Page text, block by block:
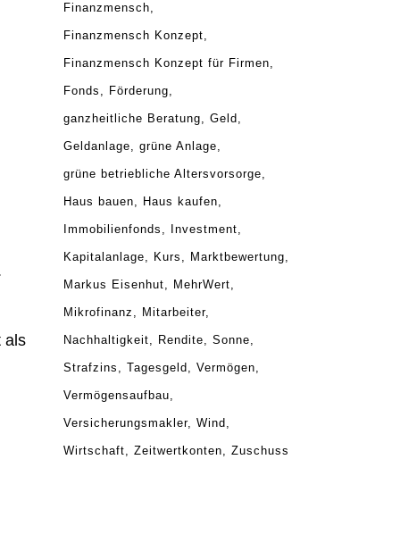
als
Finanzmensch
Finanzmensch Konzept
Finanzmensch Konzept für Firmen
Fonds Förderung
ganzheitliche Beratung Geld
Geldanlage grüne Anlage
grüne betriebliche Altersvorsorge
Haus bauen Haus kaufen
Immobilienfonds Investment
Kapitalanlage Kurs Marktbewertung
Markus Eisenhut MehrWert
Mikrofinanz Mitarbeiter
Nachhaltigkeit Rendite Sonne
Strafzins Tagesgeld Vermögen
Vermögensaufbau
Versicherungsmakler Wind
Wirtschaft Zeitwertkonten Zuschuss